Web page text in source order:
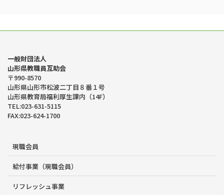
一般財団法人
山形県教職員互助会
〒990-8570
山形県山形市松波二丁目８番１号
山形県教育局福利厚生課内（14F）
TEL:023-631-5115
FAX:023-624-1700
現職会員
給付事業（現職会員）
リフレッシュ事業